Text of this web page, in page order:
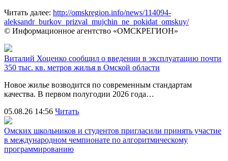
Читать далее: http://omskregion.info/news/114094-
aleksandr_burkov_prizval_mujchin_ne_pokidat_omskuy/
© Информационное агентство «ОМСКРЕГИОН»
Виталий Хоценко сообщил о введении в эксплуатацию почти
350 тыс. кв. метров жилья в Омской области
Новое жилье возводится по современным стандартам
качества. В первом полугодии 2026 года…
05.08.26 14:56 Читать
Омских школьников и студентов пригласили принять участие
в международном чемпионате по алгоритмическому
программированию